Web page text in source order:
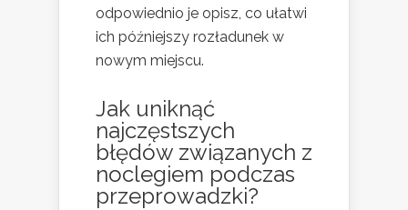
odpowiednio je opisz, co ułatwi
ich późniejszy rozładunek w
nowym miejscu.
Jak uniknąć
najczęstszych
błędów związanych z
noclegiem podczas
przeprowadzki?